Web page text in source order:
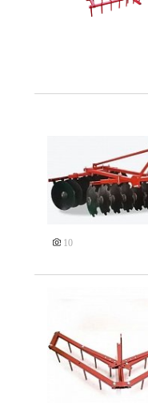
10
Еще 1 фото